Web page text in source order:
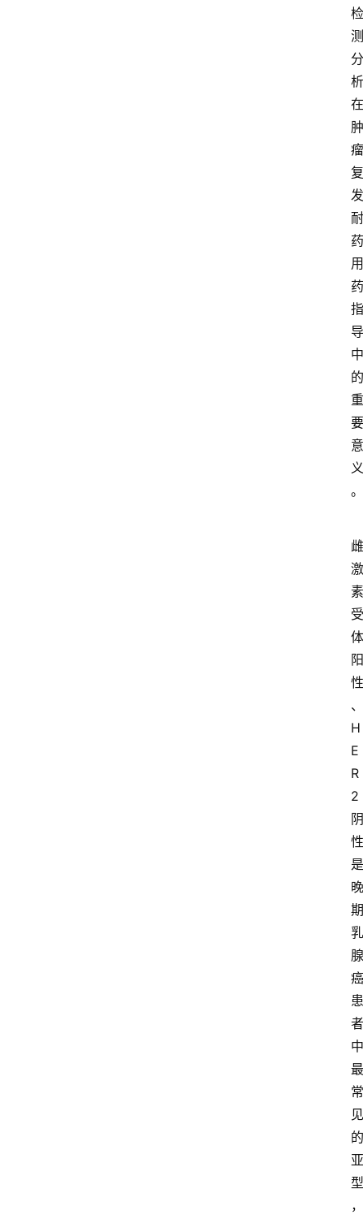
检
测
分
析
在
肿
瘤
复
发
耐
药
用
药
指
导
中
的
重
要
意
义
。
雌
激
素
受
体
阳
性
、
H
E
R
2
阴
性
是
晚
期
乳
腺
癌
患
者
中
最
常
见
的
亚
型
，